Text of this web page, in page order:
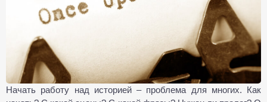
Начать работу над историей – проблема для многих. Как